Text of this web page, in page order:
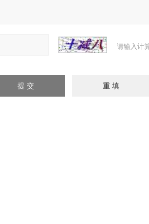
请输入计